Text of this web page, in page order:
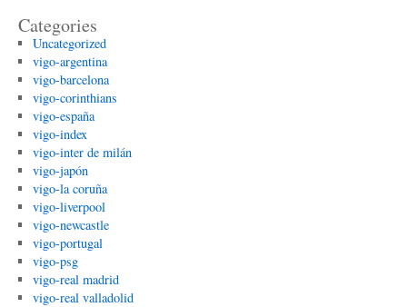
Categories
Uncategorized
vigo-argentina
vigo-barcelona
vigo-corinthians
vigo-españa
vigo-index
vigo-inter de milán
vigo-japón
vigo-la coruña
vigo-liverpool
vigo-newcastle
vigo-portugal
vigo-psg
vigo-real madrid
vigo-real valladolid